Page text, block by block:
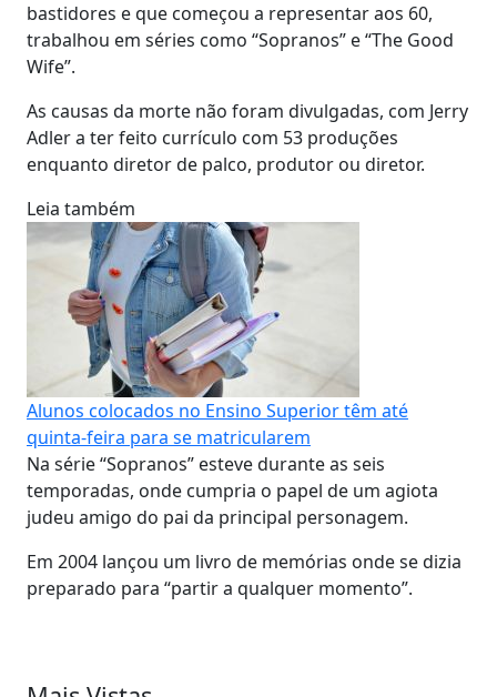
bastidores e que começou a representar aos 60,
trabalhou em séries como “Sopranos” e “The Good
Wife”.
As causas da morte não foram divulgadas, com Jerry
Adler a ter feito currículo com 53 produções
enquanto diretor de palco, produtor ou diretor.
Leia também
Alunos colocados no Ensino Superior têm até
quinta-feira para se matricularem
Na série “Sopranos” esteve durante as seis
temporadas, onde cumpria o papel de um agiota
judeu amigo do pai da principal personagem.
Em 2004 lançou um livro de memórias onde se dizia
preparado para “partir a qualquer momento”.